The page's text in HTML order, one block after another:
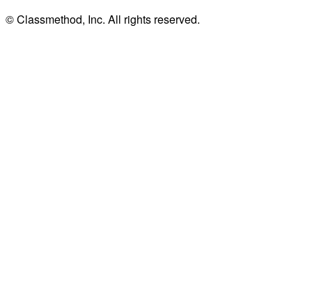
© Classmethod, Inc. All rights reserved.